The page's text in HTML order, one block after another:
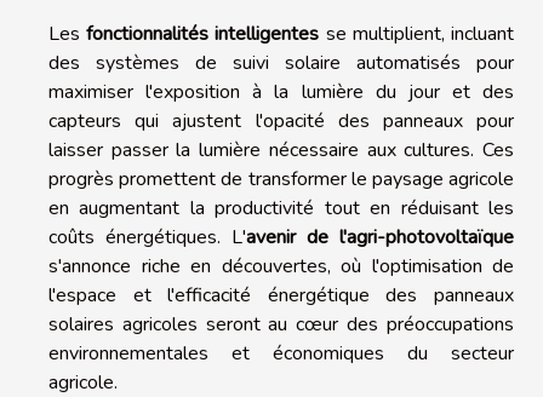
Lesfonctionnalités intelligentes se multiplient, incluant
des systèmes de suivi solaire automatisés pour
maximiser l'exposition à la lumière du jour et des
capteurs qui ajustent l'opacité des panneaux pour
laisser passer la lumière nécessaire aux cultures. Ces
progrès promettent de transformer le paysage agricole
en augmentant la productivité tout en réduisant les
coûts énergétiques. L'avenir de l'agri-photovoltaïque
s'annonce riche en découvertes, où l'optimisation de
l'espace et l'efficacité énergétique des panneaux
solaires agricoles seront au cœur des préoccupations
environnementales et économiques du secteur
agricole.